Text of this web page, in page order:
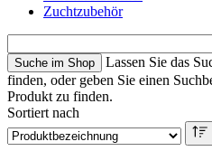
Zuchtzubehör
Lassen Sie das
finden, oder geben Sie einen
Produkt zu finden.
Sortiert nach